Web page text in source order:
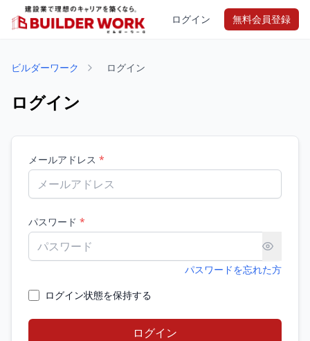
ログイン 無料会員登録
ビルダーワーク ログイン
ログイン
メールアドレス *
パスワード *
パスワードを忘れた方
ログイン状態を保持する
ログイン